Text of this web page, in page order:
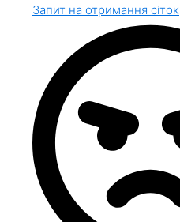
Запит на отримання сіток